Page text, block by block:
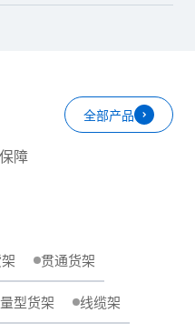
障
全部产品
贯通货架
型货架 线缆架